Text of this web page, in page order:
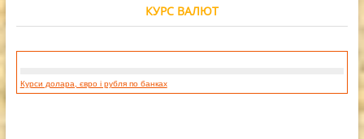
КУРС ВАЛЮТ
Курси долара, євро і рубля по банках